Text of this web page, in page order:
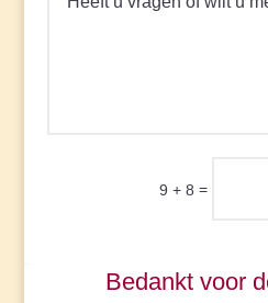
9 + 8 =
Bedankt voor